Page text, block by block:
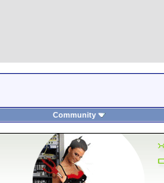
Community